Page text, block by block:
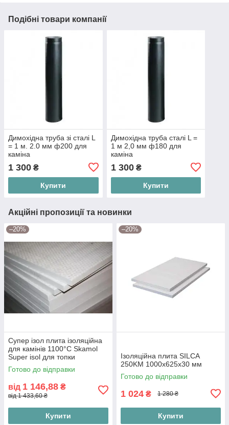
Подібні товари компанії
Димохідна труба зі сталі L
= 1 м. 2.0 мм ф200 для
каміна
1 300 ₴
Купити
Димохідна труба сталі L =
1 м 2,0 мм ф180 для
каміна
1 300₴
Купити
Акційні пропозиції та новинки
–20%
Супер ізол плита ізоляційна
для камінів 1100°С Skamol
Super isol для топки
1000х610х30мм негорюча
плита Данія 225(кг/м3)
Готово до відправки
від 1 146,88 ₴
від 1 433,60 ₴
Купити
–20%
Ізоляційна плита SILCA
250KM 1000х625х30 мм
Готово до відправки
1 024 ₴ 1 280 ₴
Купити